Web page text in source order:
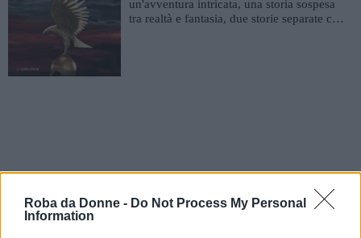
Roba da Donne - Do Not Process My Personal
Information
un'avventura intricata, una storia sospesa
tra realtà e fantasia, due storie separate che